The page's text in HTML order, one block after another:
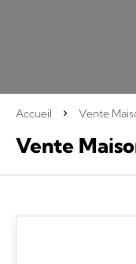
Accueil Vente
Vente